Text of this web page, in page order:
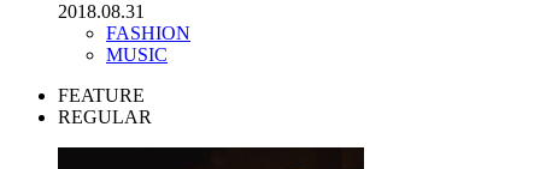
2018.08.31
FASHION
MUSIC
FEATURE
REGULAR